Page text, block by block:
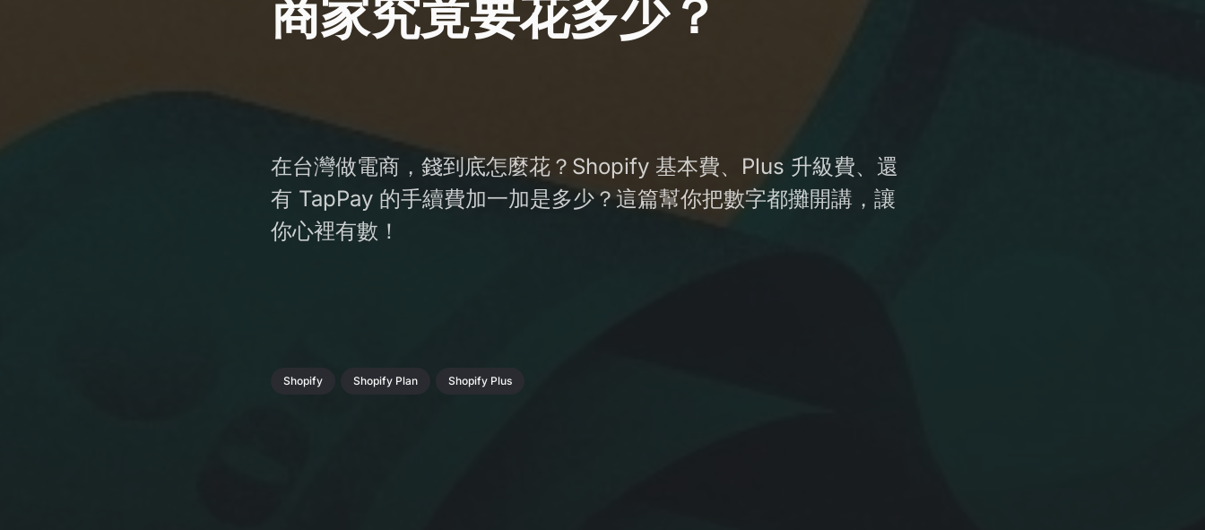
商家究竟要花多少？
在台灣做電商，錢到底怎麼花？Shopify 基本費、Plus 升級費、還
有 TapPay 的手續費加一加是多少？這篇幫你把數字都攤開講，讓
你心裡有數！
Shopify Shopify Plan Shopify Plus